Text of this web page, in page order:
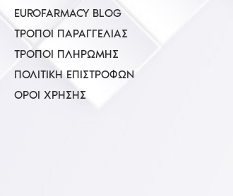
EUROFARMACY BLOG
ΤΡΌΠΟΙ ΠΑΡΑΓΓΕΛΊΑΣ
ΤΡΌΠΟΙ ΠΛΗΡΩΜΉΣ
ΠΟΛΙΤΙΚΉ ΕΠΙΣΤΡΟΦΏΝ
ΌΡΟΙ ΧΡΉΣΗΣ